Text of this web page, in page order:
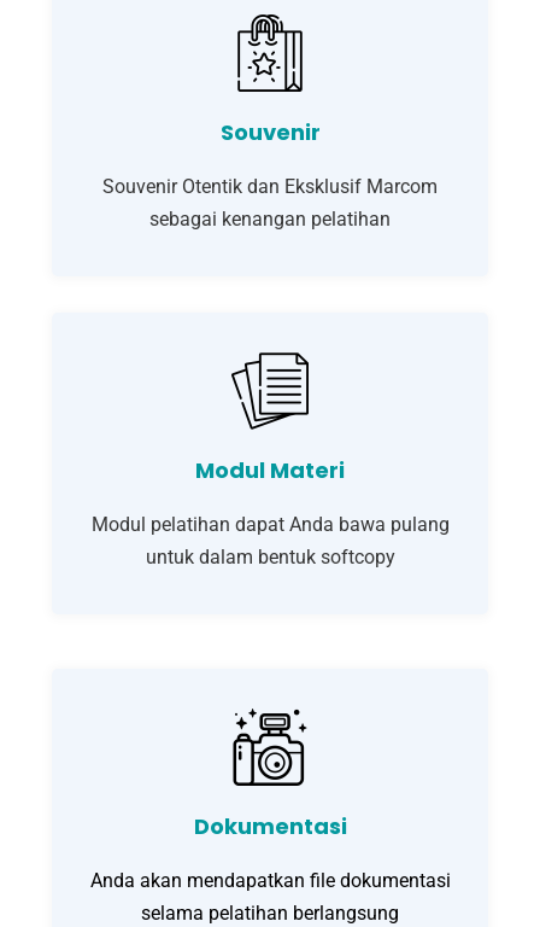
Souvenir
Souvenir Otentik dan Eksklusif Marcom
sebagai kenangan pelatihan
Modul Materi
Modul pelatihan dapat Anda bawa pulang
untuk dalam bentuk softcopy
Dokumentasi
Anda akan mendapatkan file dokumentasi
selama pelatihan berlangsung